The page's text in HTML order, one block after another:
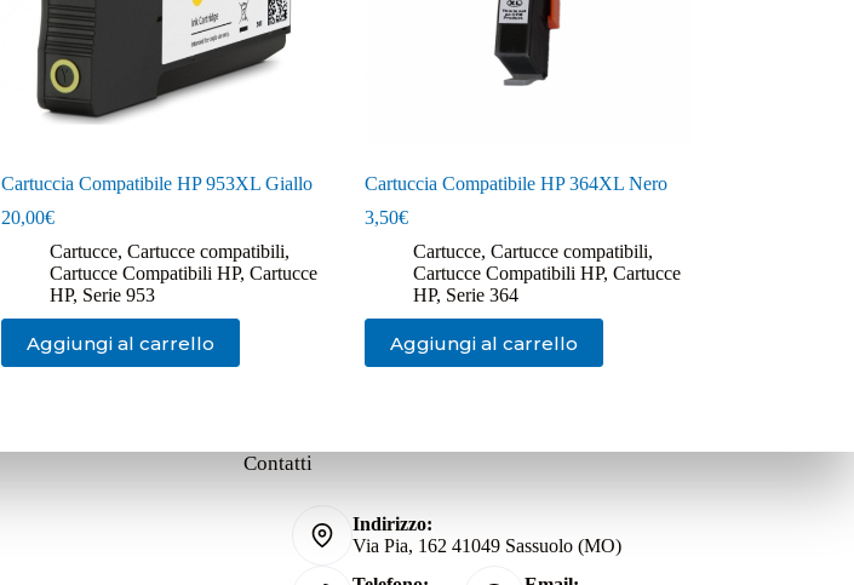
Cartuccia Compatibile HP 953XL Giallo
20,00€
Cartucce, Cartucce compatibili,
Cartucce Compatibili HP, Cartucce
HP, Serie 953
Aggiungi al carrello
Cartuccia Compatibile HP 364XL Nero
3,50€
Cartucce, Cartucce compatibili,
Cartucce Compatibili HP, Cartucce
HP, Serie 364
Aggiungi al carrello
Contatti
Indirizzo:
Via Pia, 162 41049 Sassuolo (MO)